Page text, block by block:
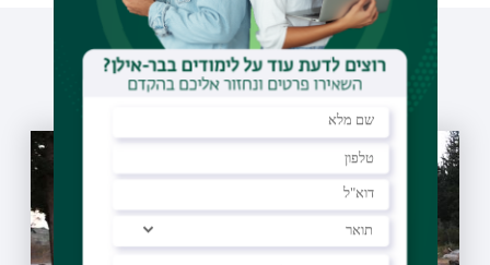
עוד כתבות שיעניינו אותך